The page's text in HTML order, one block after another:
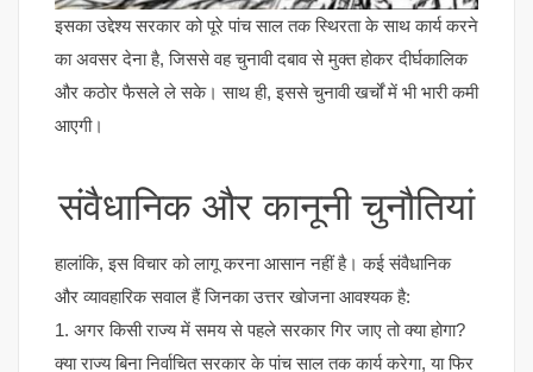
इसका उद्देश्य सरकार को पूरे पांच साल तक स्थिरता के साथ कार्य करने
का अवसर देना है, जिससे वह चुनावी दबाव से मुक्त होकर दीर्घकालिक
और कठोर फैसले ले सके। साथ ही, इससे चुनावी खर्चों में भी भारी कमी
आएगी।
संवैधानिक और कानूनी चुनौतियां
हालांकि, इस विचार को लागू करना आसान नहीं है। कई संवैधानिक
और व्यावहारिक सवाल हैं जिनका उत्तर खोजना आवश्यक है:
1. अगर किसी राज्य में समय से पहले सरकार गिर जाए तो क्या होगा?
क्या राज्य बिना निर्वाचित सरकार के पांच साल तक कार्य करेगा, या फिर